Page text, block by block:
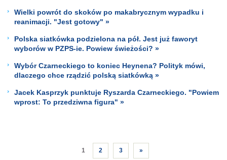
Wielki powrót do skoków po makabrycznym wypadku i
reanimacji. "Jest gotowy" »
Polska siatkówka podzielona na pół. Jest już faworyt
wyborów w PZPS-ie. Powiew świeżości? »
Wybór Czarneckiego to koniec Heynena? Polityk mówi,
dlaczego chce rządzić polską siatkówką »
Jacek Kasprzyk punktuje Ryszarda Czarneckiego. "Powiem
wprost: To przedziwna figura" »
1 2 3 »